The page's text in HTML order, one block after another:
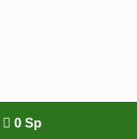
0 Sp